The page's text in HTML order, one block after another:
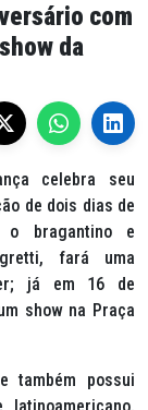
com
da
celebra seu
de dois dias de
o bragantino e
fará uma
já em 16 de
show na Praça
também possui